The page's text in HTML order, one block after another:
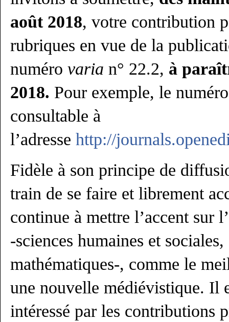
août 2018, votre contribution
rubriques en vue de la
numéro varia n° 22.2, à
2018. Pour exemple, le
consultable à
l’adresse http://
Fidèle à son principe de
train de se faire et librement
continue à mettre l’accent sur
‐sciences humaines et
mathématiques‐, comme le
une nouvelle médiévistique. Il
intéressé par les contributions